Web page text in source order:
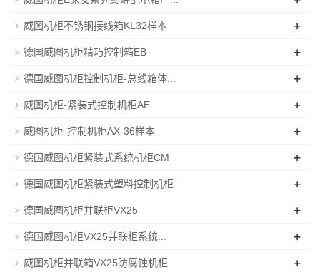
威图机柜不锈钢接线箱KL32样本 +
德国威图机柜精巧控制箱EB +
德国威图机柜控制机柜-总线箱体... +
威图机柜-紧装式控制机柜AE +
威图机柜-控制机柜AX-36样本 +
德国威图机柜紧装式系统机柜CM +
德国威图机柜紧装式塑料控制机柜... +
德国威图机柜并联柜VX25 +
德国威图机柜VX25并联柜系统... +
威图机柜并联箱VX25防腐蚀机柜 +